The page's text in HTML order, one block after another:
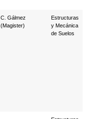
C. Gálmez
(Magister)
Estructuras
y Mecánica
de Suelos